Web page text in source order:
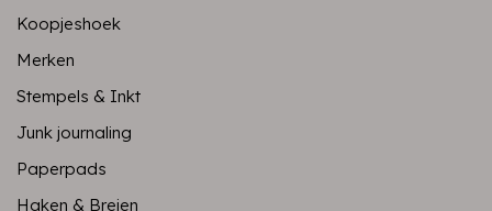
Koopjeshoek
Merken
Stempels & Inkt
Junk journaling
Paperpads
Haken & Breien